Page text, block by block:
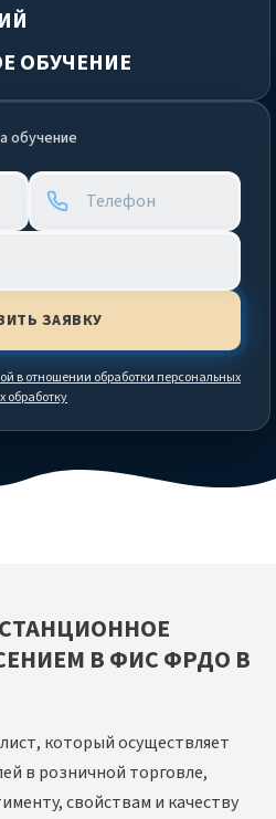
обучение
в отношении обработки персональных
обработку
ОБУЧЕНИЕ
В ФИС ФРДО В
который осуществляет
в розничной торговле,
свойствам и качеству